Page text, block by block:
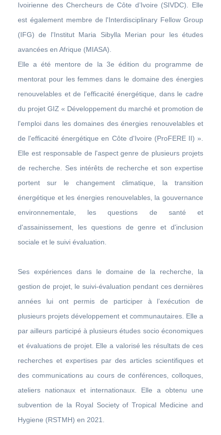
Ivoirienne des Chercheurs de Côte d’Ivoire (SIVDC). Elle
est également membre de l'Interdisciplinary Fellow Group
(IFG) de l'Institut Maria Sibylla Merian pour les études
avancées en Afrique (MIASA).
Elle a été mentore de la 3e édition du programme de
mentorat pour les femmes dans le domaine des énergies
renouvelables et de l'efficacité énergétique, dans le cadre
du projet GIZ « Développement du marché et promotion de
l'emploi dans les domaines des énergies renouvelables et
de l'efficacité énergétique en Côte d'Ivoire (ProFERE II) ».
Elle est responsable de l'aspect genre de plusieurs projets
de recherche. Ses intérêts de recherche et son expertise
portent sur le changement climatique, la transition
énergétique et les énergies renouvelables, la gouvernance
environnementale, les questions de santé et
d'assainissement, les questions de genre et d'inclusion
sociale et le suivi évaluation.
Ses expériences dans le domaine de la recherche, la
gestion de projet, le suivi-évaluation pendant ces dernières
années lui ont permis de participer à l’exécution de
plusieurs projets développement et communautaires. Elle a
par ailleurs participé à plusieurs études socio économiques
et évaluations de projet. Elle a valorisé les résultats de ces
recherches et expertises par des articles scientifiques et
des communications au cours de conférences, colloques,
ateliers nationaux et internationaux. Elle a obtenu une
subvention de la Royal Society of Tropical Medicine and
Hygiene (RSTMH) en 2021.